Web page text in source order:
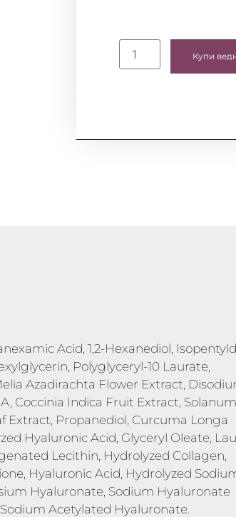
Купи
Acid, 1,2-Hexanediol,
Polyglyceryl-10 Laurate,
Azadirachta Flower Extract,
Coccinia Indica Fruit Extract, Solanum
Propanediol, Curcuma Longa
Hyaluronic Acid, Glyceryl Oleate,
Lecithin, Hydrolyzed Collagen,
Hyaluronic Acid, Hydrolyzed
Hyaluronate, Sodium Hyaluronate
Acetylated Hyaluronate.